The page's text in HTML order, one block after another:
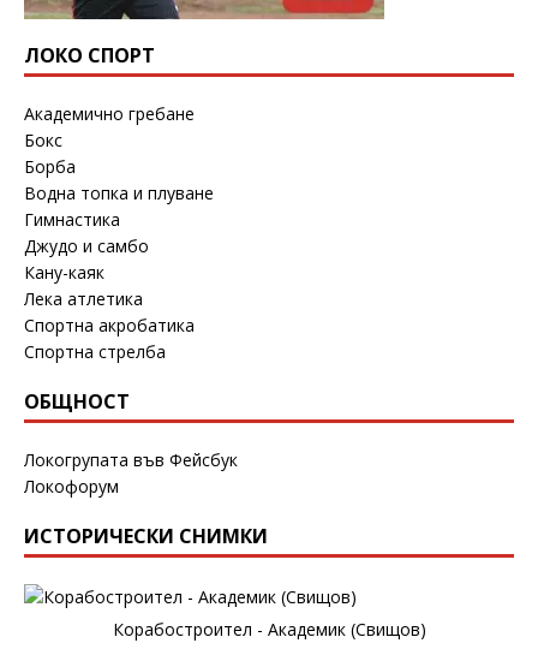
ЛОКО СПОРТ
Академично гребане
Бокс
Борба
Водна топка и плуване
Гимнастика
Джудо и самбо
Кану-каяк
Лека атлетика
Спортна акробатика
Спортна стрелба
ОБЩНОСТ
Локогрупата във Фейсбук
Локофорум
ИСТОРИЧЕСКИ СНИМКИ
Корабостроител - Академик (Свищов)